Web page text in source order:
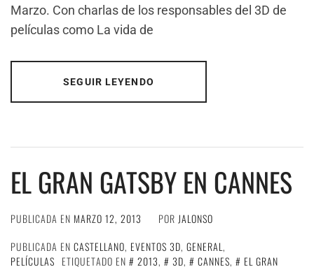
Marzo. Con charlas de los responsables del 3D de
películas como La vida de
SEGUIR LEYENDO
EL GRAN GATSBY EN CANNES
PUBLICADA EN MARZO 12, 2013 POR JALONSO
PUBLICADA EN CASTELLANO, EVENTOS 3D, GENERAL,
PELÍCULAS ETIQUETADO EN 2013, 3D, CANNES,
EL GRAN